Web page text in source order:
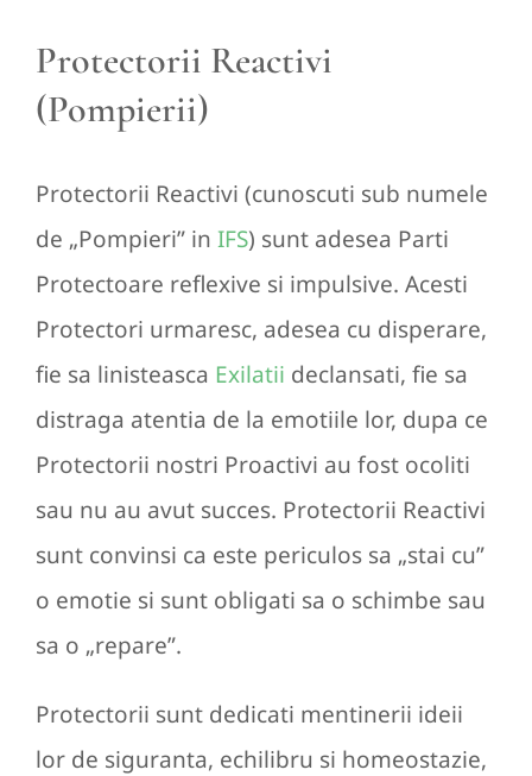
Protectorii Reactivi
(Pompierii)
Protectorii Reactivi (cunoscuti sub numele
de „Pompieri” in IFS) sunt adesea Parti
Protectoare reflexive si impulsive. Acesti
Protectori urmaresc, adesea cu disperare,
fie sa linisteasca Exilatii declansati, fie sa
distraga atentia de la emotiile lor, dupa ce
Protectorii nostri Proactivi au fost ocoliti
sau nu au avut succes. Protectorii Reactivi
sunt convinsi ca este periculos sa „stai cu”
o emotie si sunt obligati sa o schimbe sau
sa o „repare”.
Protectorii sunt dedicati mentinerii ideii
lor de siguranta, echilibru si homeostazie,